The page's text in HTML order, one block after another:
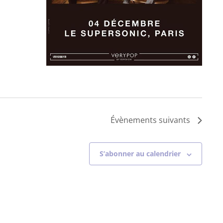
Évènements suivants
S’abonner au calendrier